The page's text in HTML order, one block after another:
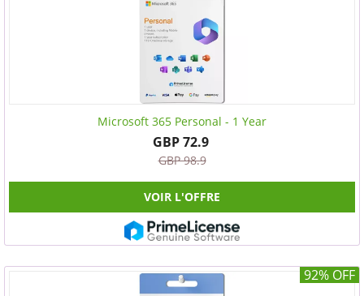
Microsoft 365 Personal - 1 Year
GBP 72.9
GBP 98.9
VOIR L'OFFRE
92% OFF